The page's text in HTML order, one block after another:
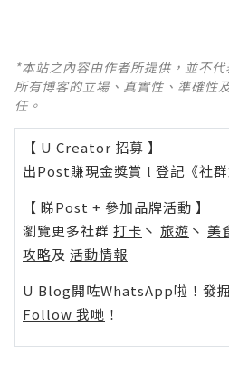
*本站之內容由作者所提供，並不
所有博客的立場、真實性、準確性
任。
【 U Creator 招募 】
出Post賺現金獎賞 l 登記《社
【 睇Post + 參加品牌活動 】
瀏覽更多社群 打卡 丶 旅遊 丶 美
攻略及 活動情報
U Blog開咗WhatsApp啦！發
Follow 我哋 ！